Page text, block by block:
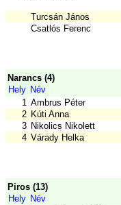
Turcsán János
Csatlós Ferenc
Narancs (4)
Hely Név
1 Ambrus Péter
2 Kúti Anna
3 Nikolics Nikolett
4 Várady Helka
Piros (13)
Hely Név